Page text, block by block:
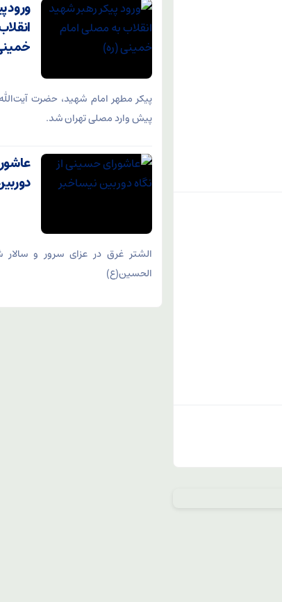
ورود
پیکر مطهر امام شهید،‌ حضرت
پیش وارد مصلی تهران شد.
الشتر غرق در عزای سرور و سالار
الحسین(ع)